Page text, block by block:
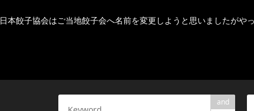
日本餃子協会はご当地餃子会へ名前を変更しようと思いましたがや
and